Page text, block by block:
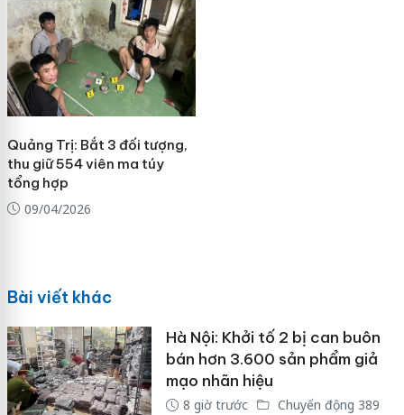
Quảng Trị: Bắt 3 đối tượng,
thu giữ 554 viên ma túy
tổng hợp
09/04/2026
Bài viết khác
Hà Nội: Khởi tố 2 bị can buôn
bán hơn 3.600 sản phẩm giả
mạo nhãn hiệu
8 giờ trước Chuyển động 389